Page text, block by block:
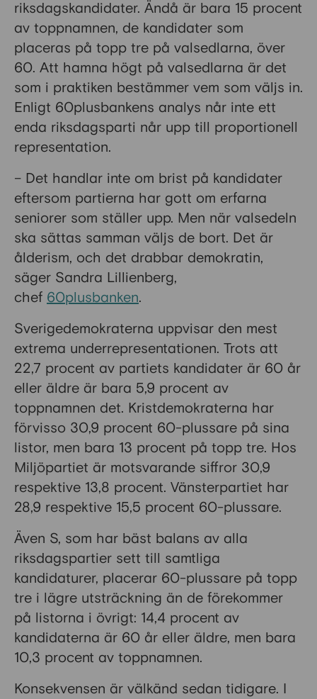
riksdagskandidater. Ändå är bara 15 procent
av toppnamnen, de kandidater som
placeras på topp tre på valsedlarna, över
60. Att hamna högt på valsedlarna är det
som i praktiken bestämmer vem som väljs in.
Enligt 60plusbankens analys når inte ett
enda riksdagsparti når upp till proportionell
representation.
– Det handlar inte om brist på kandidater
eftersom partierna har gott om erfarna
seniorer som ställer upp. Men när valsedeln
ska sättas samman väljs de bort. Det är
ålderism, och det drabbar demokratin,
säger Sandra Lillienberg,
chef 60plusbanken.
Sverigedemokraterna uppvisar den mest
extrema underrepresentationen. Trots att
22,7 procent av partiets kandidater är 60 år
eller äldre är bara 5,9 procent av
toppnamnen det. Kristdemokraterna har
förvisso 30,9 procent 60-plussare på sina
listor, men bara 13 procent på topp tre. Hos
Miljöpartiet är motsvarande siffror 30,9
respektive 13,8 procent. Vänsterpartiet har
28,9 respektive 15,5 procent 60-plussare.
Även S, som har bäst balans av alla
riksdagspartier sett till samtliga
kandidaturer, placerar 60-plussare på topp
tre i lägre utsträckning än de förekommer
på listorna i övrigt: 14,4 procent av
kandidaterna är 60 år eller äldre, men bara
10,3 procent av toppnamnen.
Konsekvensen är välkänd sedan tidigare. I